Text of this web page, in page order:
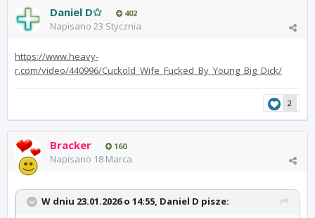
Daniel D✩ 402
Napisano 23 Stycznia
https://www.heavy-
r.com/video/440996/Cuckold_Wife_Fucked_By_Young_Big_Dick/
2
Bracker 160
Napisano 18 Marca
W dniu 23.01.2026 o 14:55, Daniel D pisze: